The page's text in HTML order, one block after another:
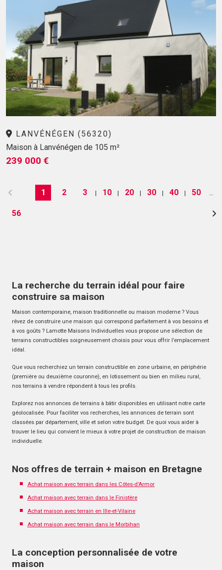
LANVÉNÉGEN (56320)
Maison à Lanvénégen de 105 m²
239 000 €
1 2 3 | 10 | 20 | 30 | 40 | 50
56
La recherche du terrain idéal pour faire
construire sa maison
Maison contemporaine, maison traditionnelle ou maison moderne ? Vous
rêvez de construire une maison qui correspond parfaitement à vos besoins et
à vos goûts ? Lamotte Maisons Individuelles vous propose une sélection de
terrains constructibles soigneusement choisis pour vous offrir l’emplacement
idéal.
Que vous recherchiez un terrain constructible en zone urbaine, en périphérie
(première ou deuxième couronne), en lotissement ou bien en milieu rural,
nos terrains à vendre répondent à tous les profils.
Explorez nos annonces de terrains à bâtir disponibles en utilisant notre carte
géolocalisée. Pour faciliter vos recherches, les annonces de terrain sont
classées par département, ville et selon votre budget. De quoi vous aider à
trouver le lieu qui convient le mieux à votre projet de construction de maison
individuelle.
Nos offres de terrain + maison en Bretagne
Achat maison avec terrain dans les Côtes-d’Armor
Achat maison avec terrain dans le Finistère
Achat maison avec terrain en Ille-et-Vilaine
Achat maison avec terrain dans le Morbihan
La conception personnalisée de votre
maison